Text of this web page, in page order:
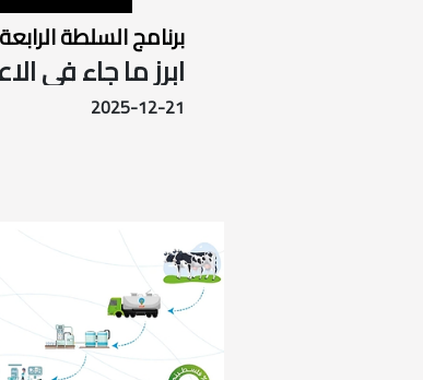
برنامج السلطة الرابعة
ابرز ما جاء في الاعلام
2025-12-21